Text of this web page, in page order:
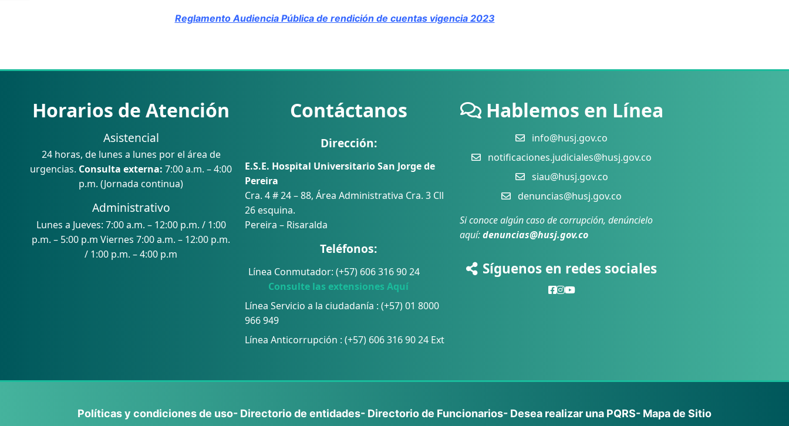
Reglamento Audiencia Pública de rendición de cuentas vigencia 2023
Horarios de Atención
Asistencial
24 horas, de lunes a lunes por el área de
urgencias. Consulta externa: 7:00 a.m. – 4:00
p.m. (Jornada continua)
Administrativo
Lunes a Jueves: 7:00 a.m. – 12:00 p.m. / 1:00
p.m. – 5:00 p.m Viernes 7:00 a.m. – 12:00 p.m.
/ 1:00 p.m. – 4:00 p.m
Contáctanos
Dirección:
E.S.E. Hospital Universitario San Jorge de
Pereira
Cra. 4 # 24 – 88, Área Administrativa Cra. 3 Cll
26 esquina.
Pereira – Risaralda
Teléfonos:
Línea Conmutador: (+57) 606 316 90 24
Consulte las extensiones Aquí
Línea Servicio a la ciudadanía : (+57) 01 8000
966 949
Línea Anticorrupción : (+57) 606 316 90 24 Ext
Hablemos en Línea
info@husj.gov.co
notificaciones.judiciales@husj.gov.co
siau@husj.gov.co
denuncias@husj.gov.co
Si conoce algún caso de corrupción, denúncielo
aquí:denuncias@husj.gov.co
Síguenos en redes sociales
Políticas y condiciones de uso- Directorio de entidades- Directorio de Funcionarios- Desea realizar una PQRS- Mapa de Sitio